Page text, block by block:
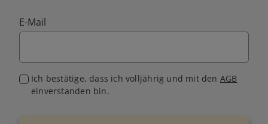
E-Mail
Ich bestätige, dass ich volljährig und mit den AGB
einverstanden bin.